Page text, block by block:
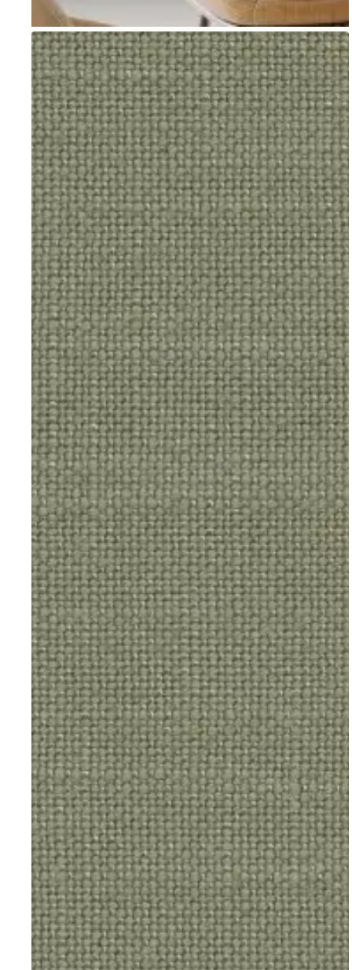
Go to item 1